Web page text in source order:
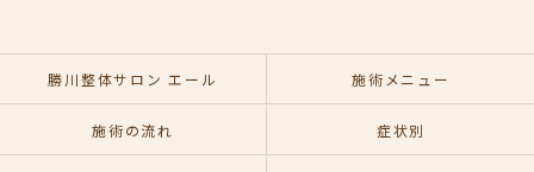
勝川整体サロン エール 施術メニュー
施術の流れ 症状別